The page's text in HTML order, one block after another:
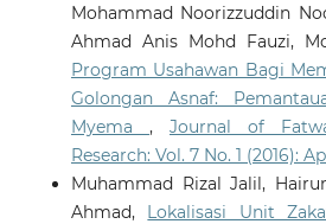
Mohammad Noorizzuddin
Ahmad Anis Mohd Fauzi,
Program Usahawan Bagi
Golongan Asnaf:
Myema , Journal of
Research: Vol. 7 No. 1 (2016):
Muhammad Rizal Jalil,
Ahmad, Lokalisasi Unit